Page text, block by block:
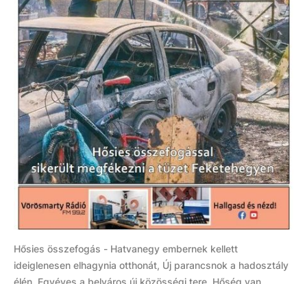
Hősies összefogás - Hatvanegy embernek kellett
ideiglenesen elhagynia otthonát, Új parancsnok a hadosztály
élén, Egyéves a belváros új közösségi tere, Hőség van,